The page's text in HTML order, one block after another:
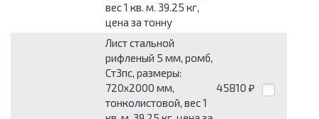
вес 1 кв. м. 39.25 кг,
цена за тонну
Лист стальной
рифленый 5 мм, ромб,
Ст3пс, размеры:
720x2000 мм,
тонколистовой, вес 1
45810 ₽